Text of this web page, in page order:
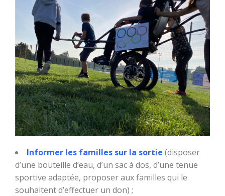
Informer les familles sur la sortie (disposer
d’une bouteille d’eau, d’un sac à dos, d’une tenue
sportive adaptée, proposer aux familles qui le
souhaitent d’effectuer un don) ;